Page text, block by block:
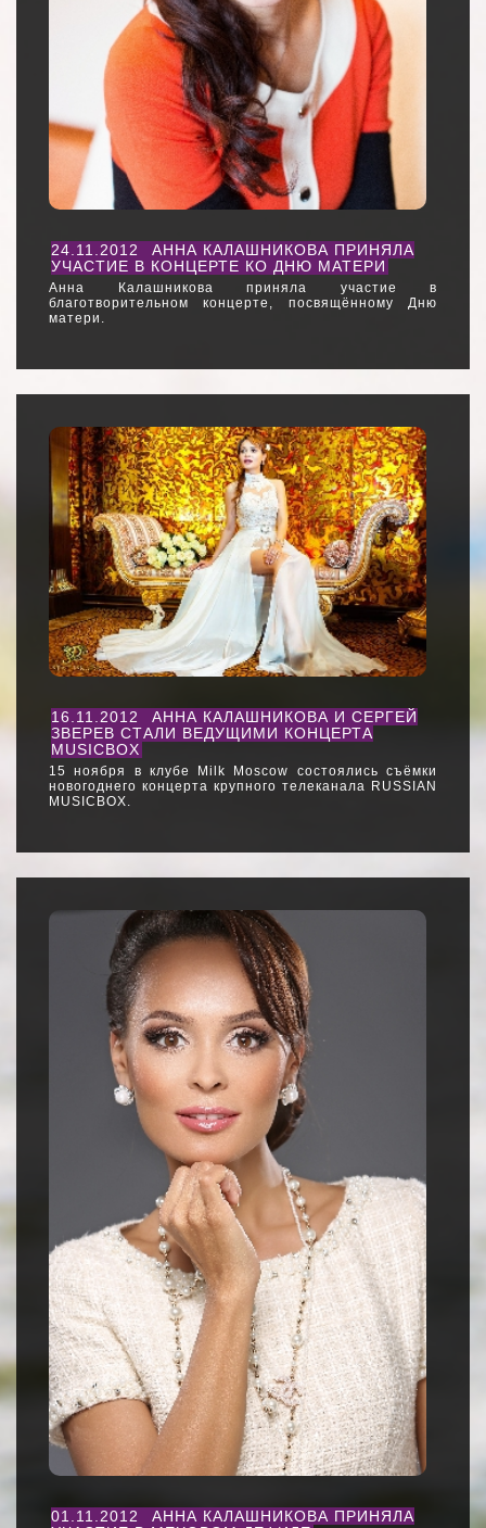
24.11.2012
АННА КАЛАШНИКОВА ПРИНЯЛА
УЧАСТИЕ В КОНЦЕРТЕ КО ДНЮ МАТЕРИ
Анна Калашникова приняла участие в
благотворительном концерте, посвящённому Дню
матери.
16.11.2012
АННА КАЛАШНИКОВА И СЕРГЕЙ
ЗВЕРЕВ СТАЛИ ВЕДУЩИМИ КОНЦЕРТА
MUSICBOX
15 ноября в клубе Milk Moscow состоялись съёмки
новогоднего концерта крупного телеканала RUSSIAN
MUSICBOX.
01.11.2012
АННА КАЛАШНИКОВА ПРИНЯЛА